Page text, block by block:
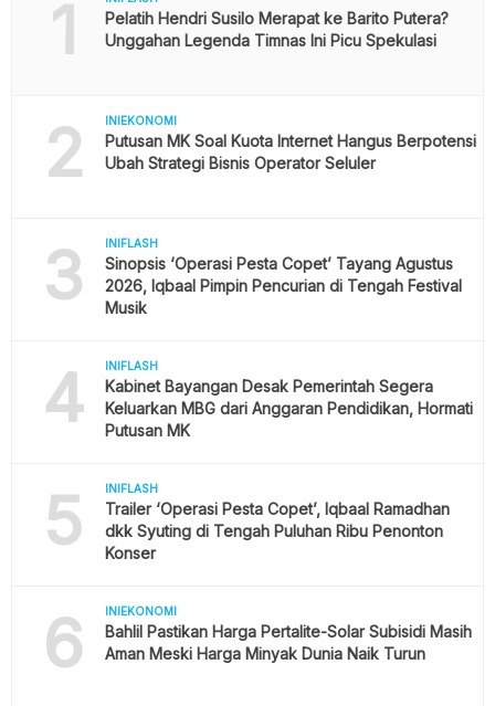
1
Pelatih Hendri Susilo Merapat ke Barito Putera?
Unggahan Legenda Timnas Ini Picu Spekulasi
2 INIEKONOMI
Putusan MK Soal Kuota Internet Hangus Berpotensi
Ubah Strategi Bisnis Operator Seluler
3 INIFLASH
Sinopsis ‘Operasi Pesta Copet’ Tayang Agustus
2026, Iqbaal Pimpin Pencurian di Tengah Festival
Musik
4 INIFLASH
Kabinet Bayangan Desak Pemerintah Segera
Keluarkan MBG dari Anggaran Pendidikan, Hormati
Putusan MK
5 INIFLASH
Trailer ‘Operasi Pesta Copet’, Iqbaal Ramadhan
dkk Syuting di Tengah Puluhan Ribu Penonton
Konser
6 INIEKONOMI
Bahlil Pastikan Harga Pertalite-Solar Subisidi Masih
Aman Meski Harga Minyak Dunia Naik Turun